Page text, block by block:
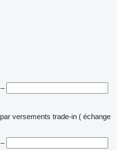
–
par versements trade-in ( échange
–